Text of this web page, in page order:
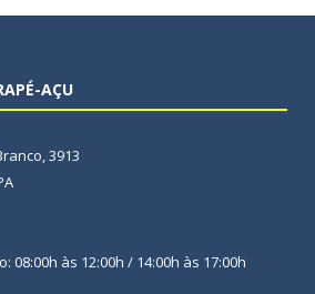
AÇU
3913
08:00h às 12:00h / 14:00h às 17:00h